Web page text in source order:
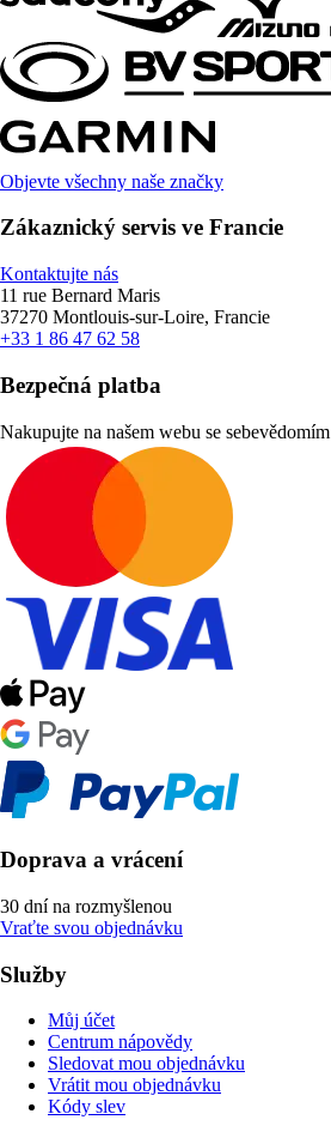
Objevte všechny naše značky
Zákaznický servis ve Francie
Kontaktujte nás
11 rue Bernard Maris
37270 Montlouis-sur-Loire, Francie
+33 1 86 47 62 58
Bezpečná platba
Nakupujte na našem webu se sebevědomím
Doprava a vrácení
30 dní na rozmyšlenou
Vraťte svou objednávku
Služby
Můj účet
Centrum nápovědy
Sledovat mou objednávku
Vrátit mou objednávku
Kódy slev